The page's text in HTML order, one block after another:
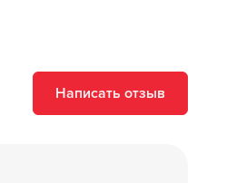
Написать отзыв